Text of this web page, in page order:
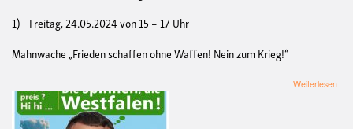
1) Freitag, 24.05.2024 von 15 – 17 Uhr
Mahnwache „Frieden schaffen ohne Waffen! Nein zum Krieg!“
Weiterlesen